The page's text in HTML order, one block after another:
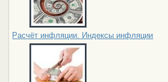
Расчёт инфляции. Индексы инфляции